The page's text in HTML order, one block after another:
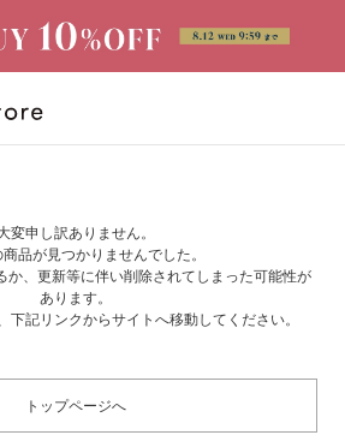
変申し訳ありません。
品が見つかりませんでした。
か、更新等に伴い削除されてしまった可能性が
あります。
下記リンクからサイトへ移動してください。
トップページへ